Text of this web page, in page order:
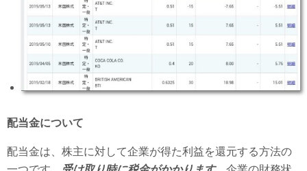
配当金について
配当金は、株主に対して企業が得た利益を還元する方法の